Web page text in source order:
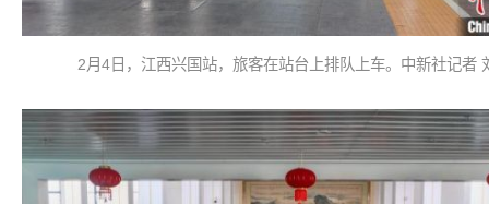
2月4日，江西兴国站，旅客在站台上排队上车。中新社记者